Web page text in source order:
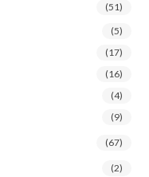
(51)
(5)
(17)
(16)
(4)
(9)
(67)
(2)